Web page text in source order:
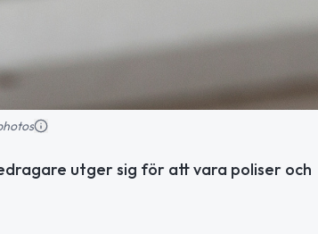
utger sig för att vara poliser och